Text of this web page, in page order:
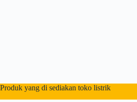
Produk yang di sediakan toko listrik